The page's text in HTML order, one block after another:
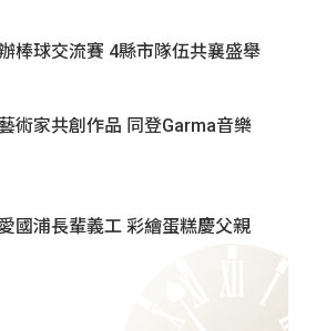
棒球交流賽 4縣市隊伍共襄盛舉
術家共創作品 同登Garma音樂
國浦長輩義工 彩繪蛋糕慶父親